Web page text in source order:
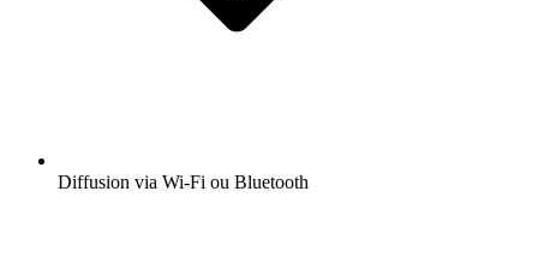
Diffusion via Wi-Fi ou Bluetooth